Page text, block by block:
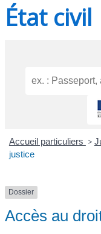
État civil
Accueil particuliers >
justice
Dossier
Accès au